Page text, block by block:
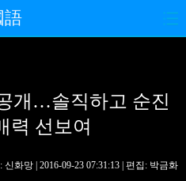
語
회 포토
TV
개…솔직하고 순진
력 선보여
신화망 | 2016-09-23 07:31:13 | 편집: 박금화